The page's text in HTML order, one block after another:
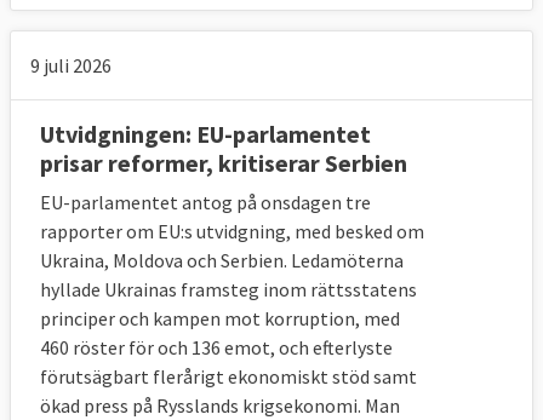
9 juli 2026
Utvidgningen: EU-parlamentet
prisar reformer, kritiserar Serbien
EU-parlamentet antog på onsdagen tre
rapporter om EU:s utvidgning, med besked om
Ukraina, Moldova och Serbien. Ledamöterna
hyllade Ukrainas framsteg inom rättsstatens
principer och kampen mot korruption, med
460 röster för och 136 emot, och efterlyste
förutsägbart flerårigt ekonomiskt stöd samt
ökad press på Rysslands krigsekonomi. Man